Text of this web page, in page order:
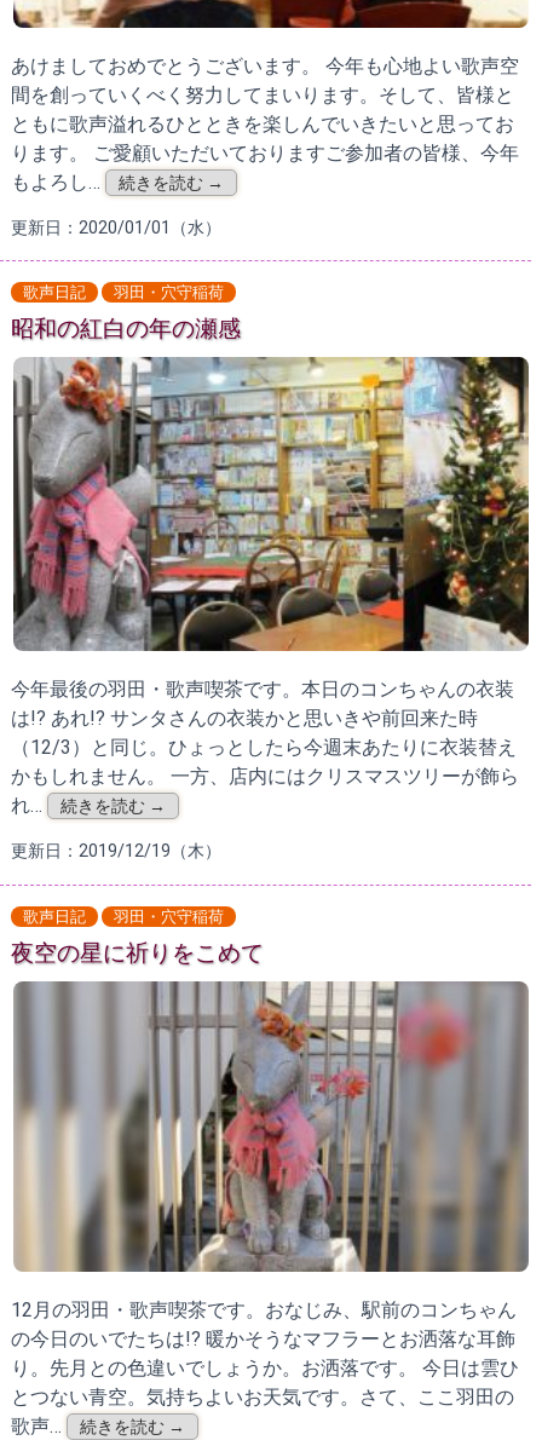
あけましておめでとうございます。 今年も心地よい歌声空
間を創っていくべく努力してまいります。そして、皆様と
ともに歌声溢れるひとときを楽しんでいきたいと思ってお
ります。 ご愛顧いただいておりますご参加者の皆様、今年
もよろし…
続きを読む →
更新日：2020/01/01（水）
歌声日記 羽田・穴守稲荷
昭和の紅白の年の瀬感
今年最後の羽田・歌声喫茶です。本日のコンちゃんの衣装
は!? あれ!? サンタさんの衣装かと思いきや前回来た時
（12/3）と同じ。ひょっとしたら今週末あたりに衣装替え
かもしれません。 一方、店内にはクリスマスツリーが飾ら
れ…
続きを読む →
更新日：2019/12/19（木）
歌声日記 羽田・穴守稲荷
夜空の星に祈りをこめて
12月の羽田・歌声喫茶です。おなじみ、駅前のコンちゃん
の今日のいでたちは!? 暖かそうなマフラーとお洒落な耳飾
り。先月との色違いでしょうか。お洒落です。 今日は雲ひ
とつない青空。気持ちよいお天気です。さて、ここ羽田の
歌声…
続きを読む →